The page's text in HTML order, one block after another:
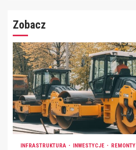
Zobacz
INFRASTRUKTURA INWESTYCJE REMONTY